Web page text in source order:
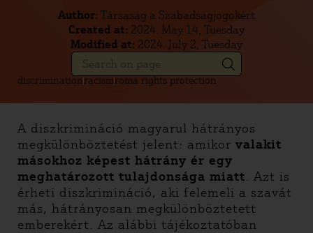
Author: Társaság a Szabadságjogokért
Created at: 2024. May 14, Tuesday
Modified at: 2024. July 2, Tuesday
discriminationracismroma rights protection
A diszkrimináció magyarul hátrányos
megkülönböztetést jelent: amikor valakit
másokhoz képest hátrány ér egy
meghatározott tulajdonsága miatt. Azt is
érheti diszkrimináció, aki felemeli a szavát
más, hátrányosan megkülönböztetett
emberekért. Az alábbi tájékoztatóban